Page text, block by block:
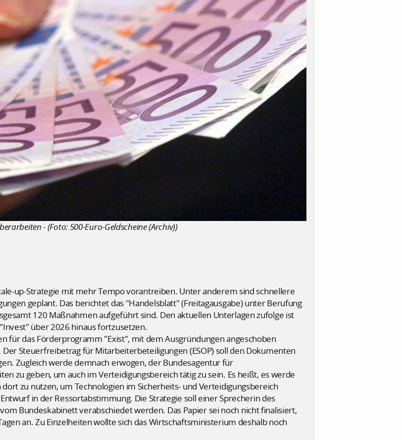
- (Foto: 500-Euro-Geldscheine (Archiv))
up-Strategie mit mehr Tempo vorantreiben. Unter anderem sind schnellere
geplant. Das berichtet das "Handelsblatt" (Freitagausgabe) unter Berufung
120 Maßnahmen aufgeführt sind. Den aktuellen Unterlagen zufolge ist
über 2026 hinaus fortzusetzen.
für das Förderprogramm "Exist", mit dem Ausgründungen angeschoben
Steuerfreibetrag für Mitarbeiterbeteiligungen (ESOP) soll den Dokumenten
Zugleich werde demnach erwogen, der Bundesagentur für
zu geben, um auch im Verteidigungsbereich tätig zu sein. Es heißt, es werde
zu nutzen, um Technologien im Sicherheits- und Verteidigungsbereich
in der Ressortabstimmung. Die Strategie soll einer Sprecherin des
Bundeskabinett verabschiedet werden. Das Papier sei noch nicht finalisiert,
an. Zu Einzelheiten wollte sich das Wirtschaftsministerium deshalb noch